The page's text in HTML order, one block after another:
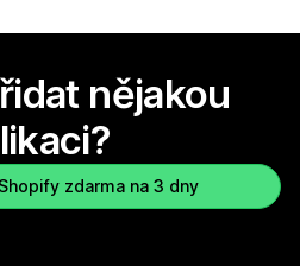
nějakou
zdarma na 3 dny